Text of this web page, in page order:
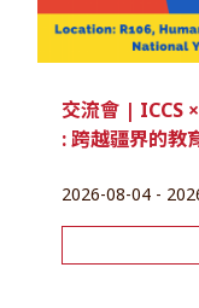
交流會 |
: 跨越疆界的教
2026-08-04 -